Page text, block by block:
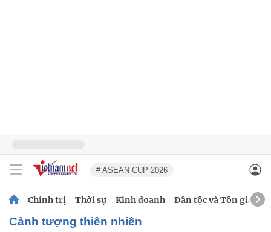
# ASEAN CUP 2026
Chính trị Thời sự Kinh doanh Dân tộc và Tôn giáo
cảnh tượng thiên nhiên